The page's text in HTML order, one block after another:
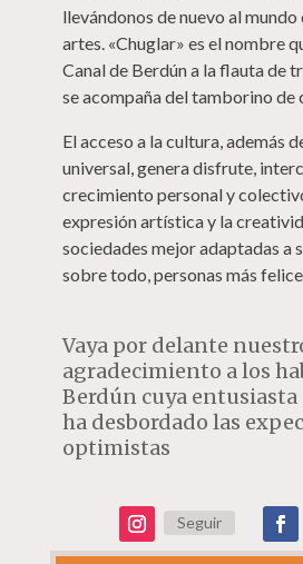
llevándonos de nuevo al mundo
artes. «Chuglar» es el nombre
Canal de Berdún a la flauta de
se acompaña del tamborino de
El acceso a la cultura, además
universal, genera disfrute,
crecimiento personal y
expresión artística y la
sociedades mejor adaptadas a
sobre todo, personas más
Vaya por delante
agradecimiento a los
Berdún cuya
ha desbordado las
optimistas
Seguir